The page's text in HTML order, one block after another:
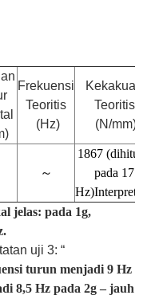
Frekuensi
Teoritis
(Hz)
Kekakuan
Teoritis
(N/mm)
～
1867 (dihitung
pada 17
Hz)
jelas: pada 1g,
uji 3: “
turun menjadi 9 Hz
8,5 Hz pada 2g – jauh